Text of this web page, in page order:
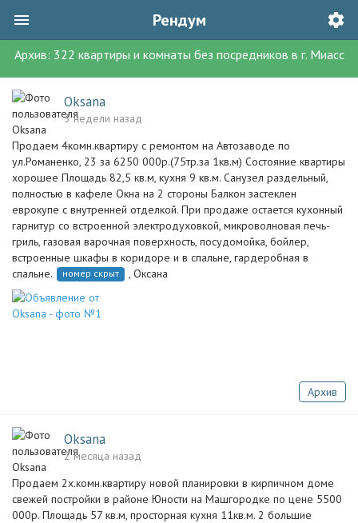
Рендум
Архив: 322 квартиры и комнаты без посредников в г. Миасс
Oksana
3 недели назад
Продаем 4комн.квартиру с ремонтом на Автозаводе по
ул.Романенко, 23 за 6250 000р.(75тр.за 1кв.м) ️Состояние квартиры
хорошее Площадь 82,5 кв.м, кухня 9 кв.м. Санузел раздельный,
полностью в кафеле Окна на 2 стороны Балкон застеклен
еврокупе с внутренней отделкой. При продаже остается кухонный
гарнитур со встроенной электродуховкой, микроволновая печь-
гриль, газовая варочная поверхность, посудомойка, бойлер,
встроенные шкафы в коридоре и в спальне, гардеробная в
спальне.
номер скрыт , Оксана
Архив
Oksana
2 месяца назад
Продаем 2х.комн.квартиру новой планировки в кирпичном доме
свежей постройки в районе Юности на Машгородке по цене 5500
000р. Площадь 57 кв.м, просторная кухня 11кв.м. 2 большие